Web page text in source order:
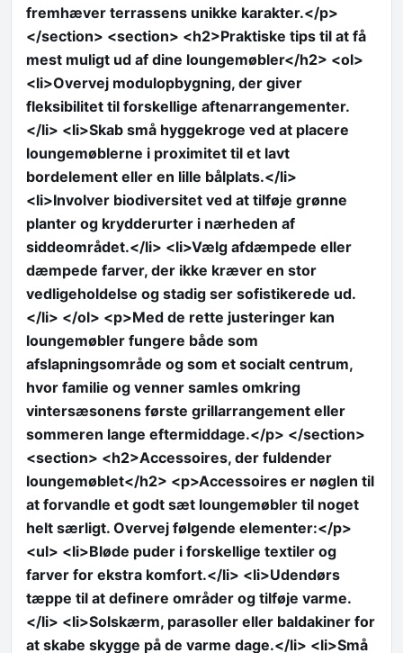
fremhæver terrassens unikke karakter.</p>
</section> <section> <h2>Praktiske tips til at få
mest muligt ud af dine loungemøbler</h2> <ol>
<li>Overvej modulopbygning, der giver
fleksibilitet til forskellige aftenarrangementer.
</li> <li>Skab små hyggekroge ved at placere
loungemøblerne i proximitet til et lavt
bordelement eller en lille bålplats.</li>
<li>Involver biodiversitet ved at tilføje grønne
planter og krydderurter i nærheden af
siddeområdet.</li> <li>Vælg afdæmpede eller
dæmpede farver, der ikke kræver en stor
vedligeholdelse og stadig ser sofistikerede ud.
</li> </ol> <p>Med de rette justeringer kan
loungemøbler fungere både som
afslapningsområde og som et socialt centrum,
hvor familie og venner samles omkring
vintersæsonens første grillarrangement eller
sommeren lange eftermiddage.</p> </section>
<section> <h2>Accessoires, der fuldender
loungemøblet</h2> <p>Accessoires er nøglen til
at forvandle et godt sæt loungemøbler til noget
helt særligt. Overvej følgende elementer:</p>
<ul> <li>Bløde puder i forskellige textiler og
farver for ekstra komfort.</li> <li>Udendørs
tæppe til at definere områder og tilføje varme.
</li> <li>Solskærm, parasoller eller baldakiner for
at skabe skygge på de varme dage.</li> <li>Små